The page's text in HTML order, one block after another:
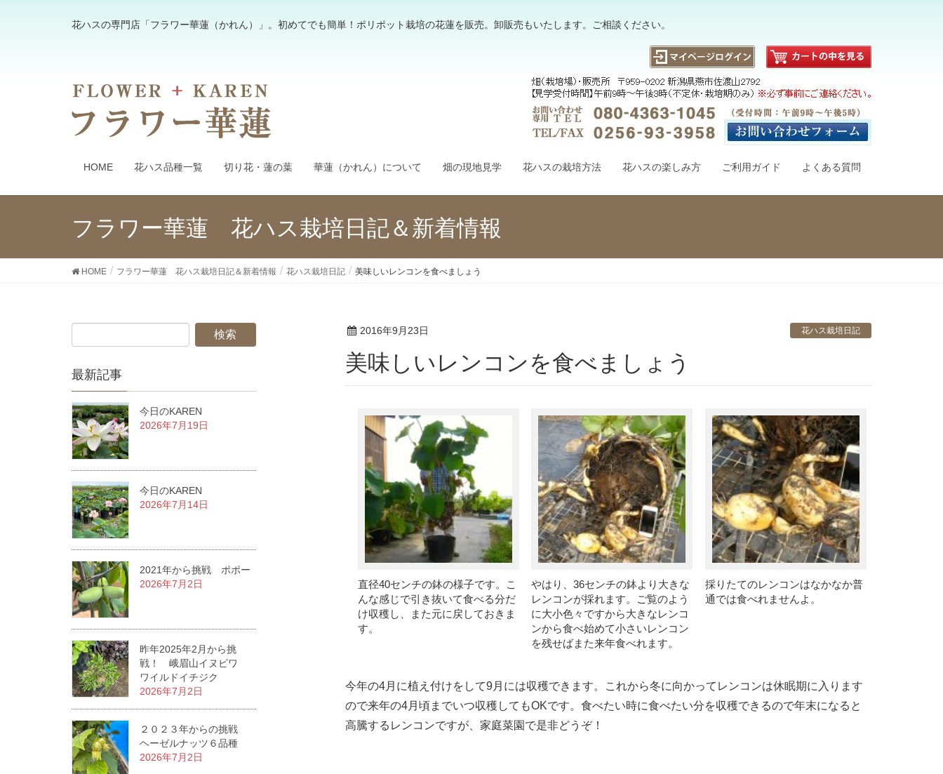
花ハスの専門店「フラワー華蓮（かれん）」。初めてでも簡単！ポリポット栽培の花蓮を販売。卸販売もいたします。ご相談ください。
HOME 花ハス品種一覧 切り花・蓮の葉 華蓮（かれん）について 畑の現地見学 花ハスの栽培方法 花ハスの楽しみ方 ご利用ガイド よくある質問
フラワー華蓮 花ハス栽培日記＆新着情報
HOME フラワー華蓮 花ハス栽培日記＆新着情報 花ハス栽培日記 美味しいレンコンを食べましょう
2016年9月23日 花ハス栽培日記
美味しいレンコンを食べましょう
直径40センチの鉢の様子です。こ
んな感じで引き抜いて食べる分だ
け収穫し、また元に戻しておきま
す。
やはり、36センチの鉢より大きな
レンコンが採れます。ご覧のよう
に大小色々ですから大きなレンコ
ンから食べ始めて小さいレンコン
を残せばまた来年食べれます。
採りたてのレンコンはなかなか普
通では食べれませんよ。
今年の4月に植え付けをして9月には収穫できます。これから冬に向かってレンコンは休眠期に入ります
ので来年の4月頃までいつ収穫してもOKです。食べたい時に食べたい分を収穫できるので年末になると
高騰するレンコンですが、家庭菜園で是非どうぞ！
最新記事
今日のKAREN
2026年7月19日
今日のKAREN
2026年7月14日
2021年から挑戦 ポポー
2026年7月2日
昨年2025年2月から挑
戦！ 峨眉山イヌビワ
ワイルドイチジク
2026年7月2日
２０２３年からの挑戦
ヘーゼルナッツ６品種
2026年7月2日